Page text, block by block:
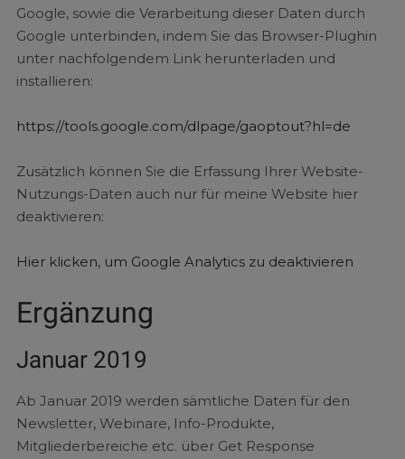
Google, sowie die Verarbeitung dieser Daten durch
Google unterbinden, indem Sie das Browser-Plughin
unter nachfolgendem Link herunterladen und
installieren:
https://tools.google.com/dlpage/gaoptout?hl=de
Zusätzlich können Sie die Erfassung Ihrer Website-
Nutzungs-Daten auch nur für meine Website hier
deaktivieren:
Hier klicken, um Google Analytics zu deaktivieren
Ergänzung
Januar 2019
Ab Januar 2019 werden sämtliche Daten für den
Newsletter, Webinare, Info-Produkte,
Mitgliederbereiche etc. über Get Response